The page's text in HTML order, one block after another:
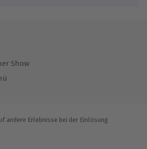
Show
andere Erlebnisse bei der Einlösung